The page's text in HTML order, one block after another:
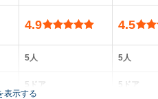
4.9
5人
5ドア
4.5
5人
5ドア
表示する